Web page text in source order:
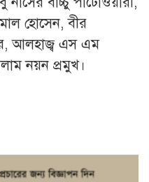
হোসেন, বীর
আলহাজ্ব এস এম
নয়ন প্রমুখ।